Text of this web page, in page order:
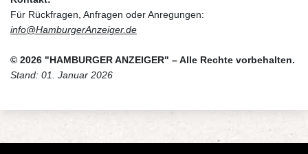
Für Rückfragen, Anfragen oder Anregungen:
info@HamburgerAnzeiger.de
© 2026 "HAMBURGER ANZEIGER" – Alle Rechte vorbehalten.
Stand: 01. Januar 2026